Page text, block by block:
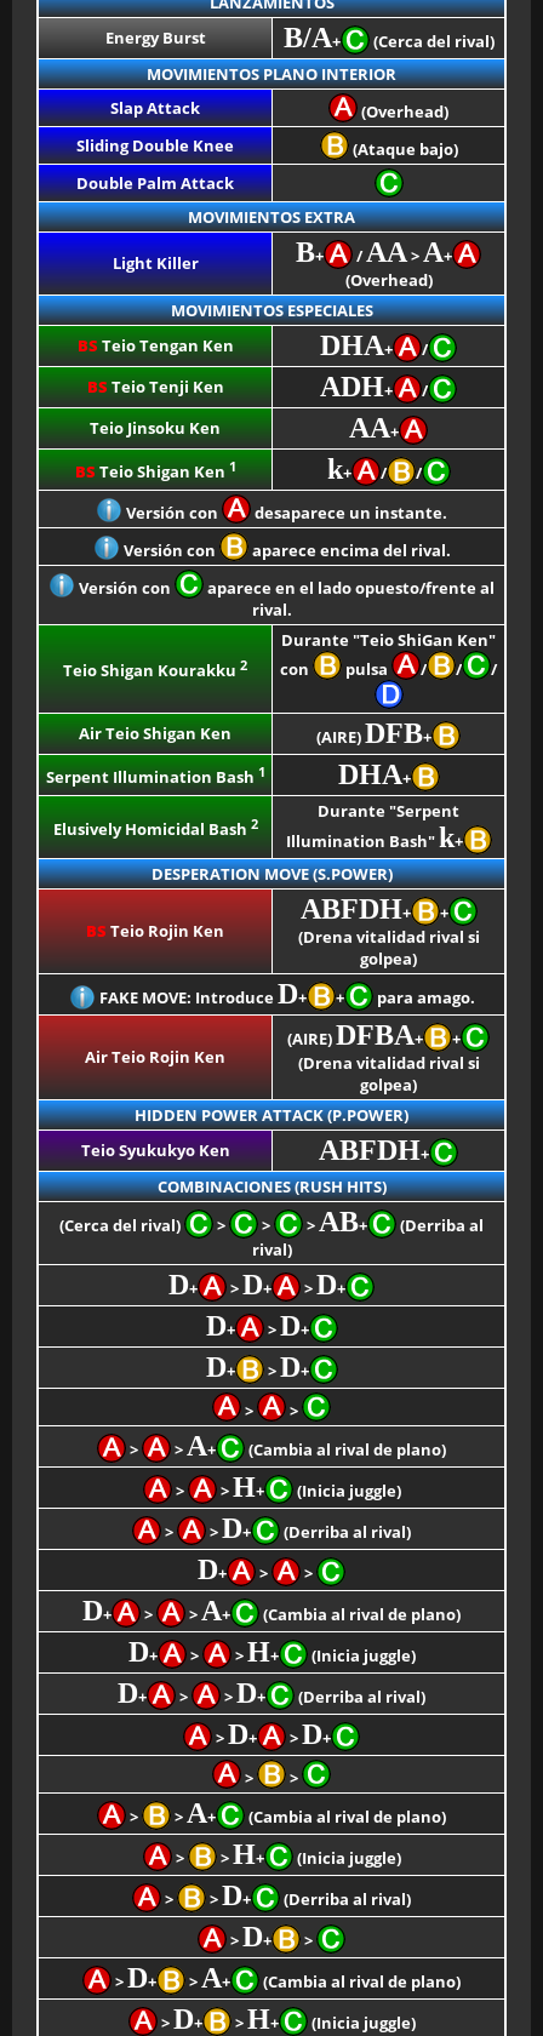
Energy Burst
B/A+
(Cerca del rival)
MOVIMIENTOS PLANO INTERIOR
Slap Attack
(Overhead)
Sliding Double Knee
(Ataque bajo)
Double Palm Attack
MOVIMIENTOS EXTRA
Light Killer B+ /AA> A+
(Overhead)
MOVIMIENTOS ESPECIALES
BSTeio Tengan Ken DHA+
/
BSTeio Tenji Ken ADH+
/
Teio Jinsoku Ken
AA+
BSTeio Shigan Ken1 k+ /
/
Versión con
desaparece un instante.
Versión con
aparece encima del rival.
Versión con
aparece en el lado opuesto/frente al
rival.
Teio Shigan Kourakku 2
Durante "Teio ShiGan Ken"
con
pulsa / / /
Air Teio Shigan Ken (AIRE)DFB+
Serpent Illumination Bash1 DHA+
Elusively Homicidal Bash 2
Durante "Serpent
Illumination Bash"k+
DESPERATION MOVE (S.POWER)
BS Teio Rojin Ken
ABFDH+
+
(Drena vitalidad rival si
golpea)
FAKE MOVE: IntroduceD+ + para amago.
Air Teio Rojin Ken
(AIRE)DFBA+
+
(Drena vitalidad rival si
golpea)
HIDDEN POWER ATTACK (P.POWER)
Teio Syukukyo Ken
ABFDH+
COMBINACIONES (RUSH HITS)
(Cerca del rival)
> > > AB+
(Derriba al
rival)
D+ >D+ >D+
D+ >D+
D+ >D+
>
>
>
> A+
(Cambia al rival de plano)
>
>H+
(Inicia juggle)
>
>D+ (Derriba al rival)
D+ > >
D+ > > A+ (Cambia al rival de plano)
D+ > >H+ (Inicia juggle)
D+ > >D+
(Derriba al rival)
>D+ >D+
>
>
>
> A+
(Cambia al rival de plano)
>
>H+
(Inicia juggle)
>
>D+
(Derriba al rival)
>D+
>
>D+ > A+
(Cambia al rival de plano)
>D+ >H+ (Inicia juggle)